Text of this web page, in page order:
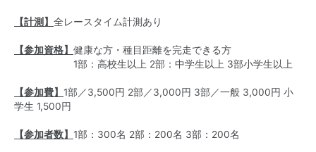
【計測】 全レースタイム計測あり
【参加資格】 健康な方・種目距離を完走できる方
1部：高校生以上 2部：中学生以上 3部小学生以上
【参加費】 1部／3,500円 2部／3,000円 3部／一般 3,000円 小
学生 1,500円
【参加者数】 1部：300名 2部：200名 3部：200名